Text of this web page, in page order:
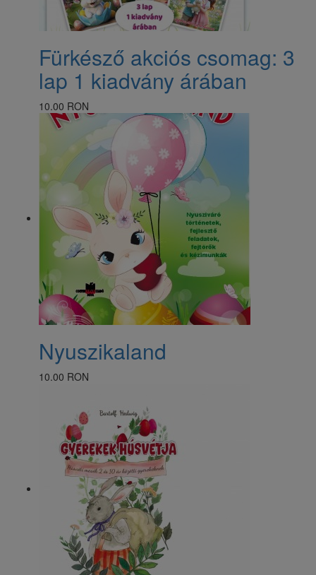
Fürkésző akciós csomag: 3
lap 1 kiadvány árában
10.00 RON
Nyuszikaland
10.00 RON